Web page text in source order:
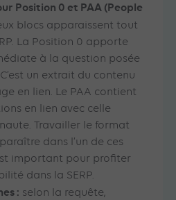
Position 0 et PAA (People
blocs apparaissent tout
La Position 0 apporte
à la question posée
un extrait du contenu
en lien. Le PAA contient
en lien avec celle
Travailler le format
dans l’un de ces
important pour profiter
dans la SERP.
: selon la requête,